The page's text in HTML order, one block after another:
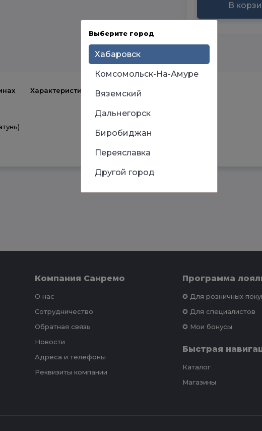
В
Характеристики
Компания Санремо
О нас
Сотрудничество
Обратная связь
Новости
Адреса и телефоны
Реквизиты компании
Программа
✪ Для розничных
✪ Для специалистов
✪ Мои бонусы
Быстрая
Каталог
Магазины
Выберите город
Хабаровск
Комсомольск-На-Амуре
Вяземский
Дальнегорск
Биробиджан
Переяславка
Другой город